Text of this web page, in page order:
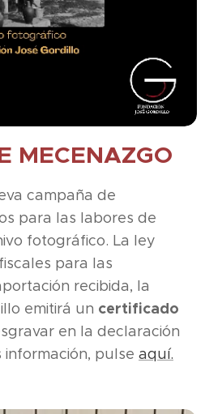
MECENAZGO
campaña de
para las labores de
fotográfico. La ley
para las
recibida, la
emitirá un certificado
en la declaración
pulse aquí.